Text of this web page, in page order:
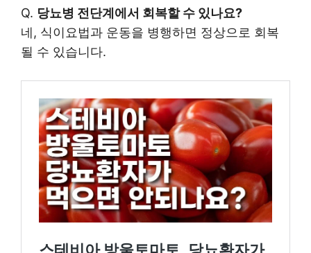
Q. 당뇨병 전단계에서 회복할 수 있나요?
네, 식이요법과 운동을 병행하면 정상으로 회복
될 수 있습니다.